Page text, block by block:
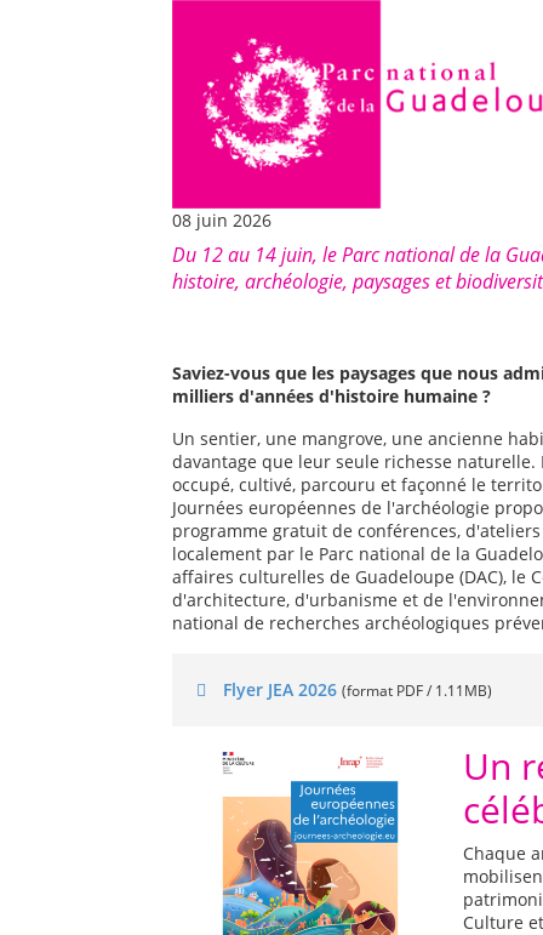
08 juin 2026
Du 12 au 14 juin, le Parc national de la
histoire, archéologie, paysages et
Saviez-vous que les paysages que nous
milliers d'années d'histoire humaine ?
Un sentier, une mangrove, une ancienne
davantage que leur seule richesse
occupé, cultivé, parcouru et façonné le
Journées européennes de l'archéologie
programme gratuit de conférences,
localement par le Parc national de la
affaires culturelles de Guadeloupe (DAC), le
d'architecture, d'urbanisme et de
national de recherches archéologiques
Flyer JEA 2026 (format PDF / 1.11MB)
Un
Chaque
Culture